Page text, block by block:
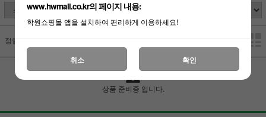
정렬
상품 준비중 입니다.
www.hwmall.co.kr의 페이지 내용:
학원쇼핑몰 앱을 설치하여 편리하게 이용하세요!
취소 확인